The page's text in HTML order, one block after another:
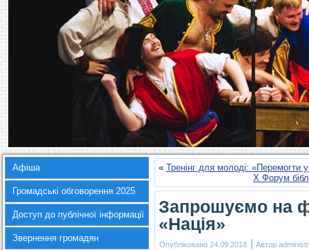
Афіша
Громадські обговорення 2025
Доступ до публічної інформації
Звернення громадян
« Тренінг для молоді: «Перемогти
Х Форум
Запрошуємо на
«Нація»
Опубліковано 24.09.2018 | Автор